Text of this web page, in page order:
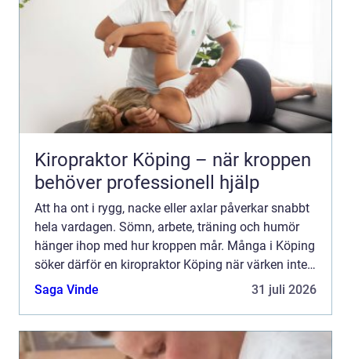
Kiropraktor Köping – när kroppen
behöver professionell hjälp
Att ha ont i rygg, nacke eller axlar påverkar snabbt
hela vardagen. Sömn, arbete, träning och humör
hänger ihop med hur kroppen mår. Många i Köping
söker därför en kiropraktor Köping när värken inte
längre går över av sig själv, eller när
Saga Vinde 31 juli 2026